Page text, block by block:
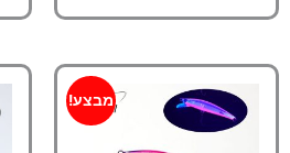
מבצע!